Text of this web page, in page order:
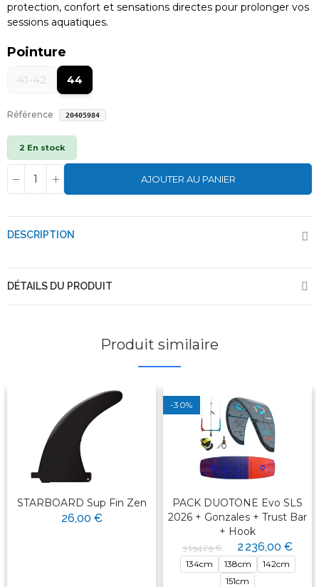
protection, confort et sensations directes pour prolonger vos
sessions aquatiques.
Pointure
41-42 44
Référence 20405984
2 En stock
AJOUTER AU PANIER
DESCRIPTION
DÉTAILS DU PRODUIT
Produit similaire
STARBOARD Sup Fin Zen
26,00 €
-30%
PACK DUOTONE Evo SLS
2026 + Gonzales + Trust Bar
+ Hook
3 194,29 € 2 236,00 €
134cm 138cm
142cm
151cm